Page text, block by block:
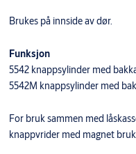
Brukes på innside av dør.
Funksjon
5542 knappsylinder med
5542M knappsylinder med
For bruk sammen med
knappvrider med magnet